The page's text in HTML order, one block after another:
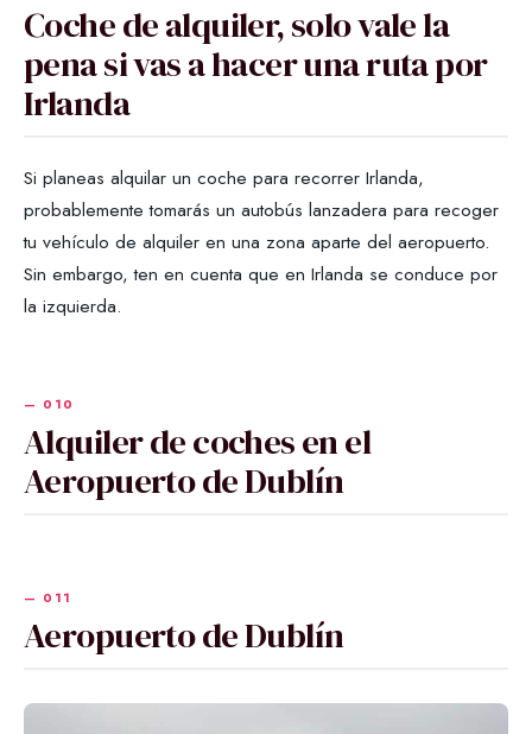
Coche de alquiler, solo vale la
pena si vas a hacer una ruta por
Irlanda
Si planeas alquilar un coche para recorrer Irlanda,
probablemente tomarás un autobús lanzadera para recoger
tu vehículo de alquiler en una zona aparte del aeropuerto.
Sin embargo, ten en cuenta que en Irlanda se conduce por
la izquierda.
Alquiler de coches en el
Aeropuerto de Dublín
Aeropuerto de Dublín